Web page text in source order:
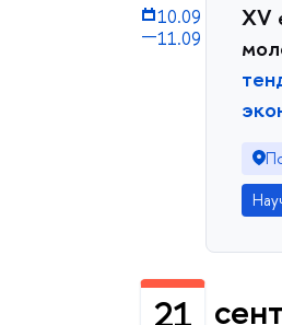
—
10.09
11.09
XV
21